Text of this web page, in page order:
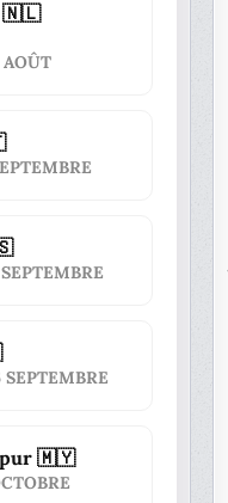
🇳🇱
AOÛT
🇲🇾